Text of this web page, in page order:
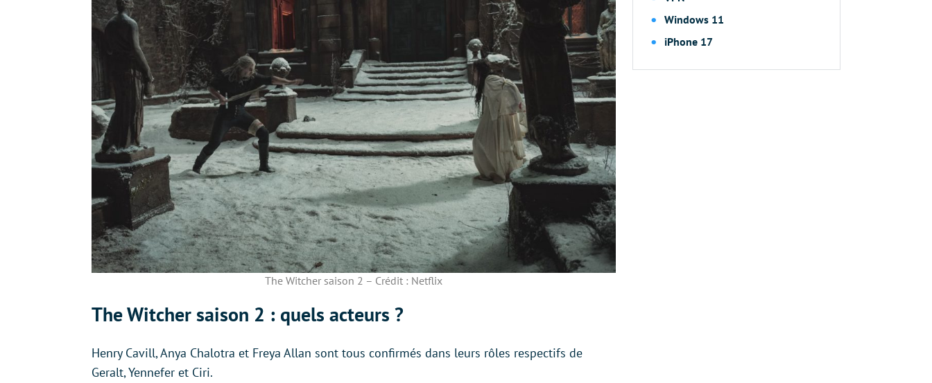
The Witcher saison 2 – Crédit : Netflix
The Witcher saison 2 : quels acteurs ?
Henry Cavill, Anya Chalotra et Freya Allan sont tous confirmés dans leurs rôles respectifs de
Geralt, Yennefer et Ciri.
Windows 11
iPhone 17